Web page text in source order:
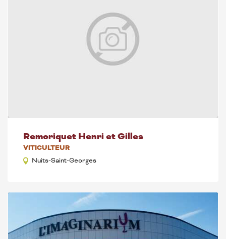
Remoriquet Henri et Gilles
VITICULTEUR
Nuits-Saint-Georges